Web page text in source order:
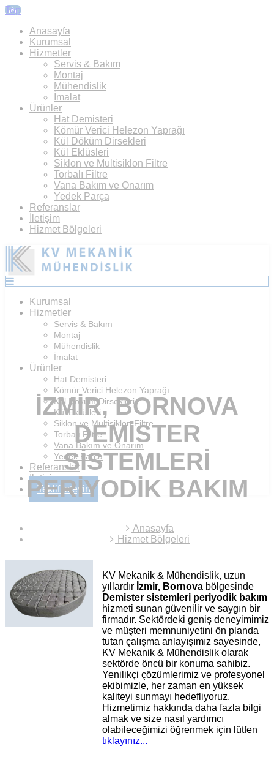
Top
Anasayfa
Kurumsal
Hizmetler
Servis & Bakım
Montaj
Mühendislik
İmalat
Ürünler
Hat Demisteri
Kömür Verici Helezon Yaprağı
Kül Döküm Dirsekleri
Kül Eklüsleri
Siklon ve Multisiklon Filtre
Torbalı Filtre
Vana Bakım ve Onarım
Yedek Parça
Referanslar
İletişim
Hizmet Bölgeleri
Kurumsal
Hizmetler
Servis & Bakım
Montaj
Mühendislik
İmalat
Ürünler
Hat Demisteri
Kömür Verici Helezon Yaprağı
Kül Döküm Dirsekleri
Kül Eklüsleri
Siklon ve Multisiklon Filtre
Torbalı Filtre
Vana Bakım ve Onarım
Yedek Parça
Referanslar
İletişim
Teklif İsteyin
İZMIR, BORNOVA
DEMISTER
SISTEMLERI
PERIYODIK BAKIM
Anasayfa
Hizmet Bölgeleri
KV Mekanik & Mühendislik, uzun
yıllardır İzmir, Bornova bölgesinde
Demister sistemleri periyodik bakım
hizmeti sunan güvenilir ve saygın bir
firmadır. Sektördeki geniş deneyimimiz
ve müşteri memnuniyetini ön planda
tutan çalışma anlayışımız sayesinde,
KV Mekanik & Mühendislik olarak
sektörde öncü bir konuma sahibiz.
Yenilikçi çözümlerimiz ve profesyonel
ekibimizle, her zaman en yüksek
kaliteyi sunmayı hedefliyoruz.
Hizmetimiz hakkında daha fazla bilgi
almak ve size nasıl yardımcı
olabileceğimizi öğrenmek için lütfen
tıklayınız...